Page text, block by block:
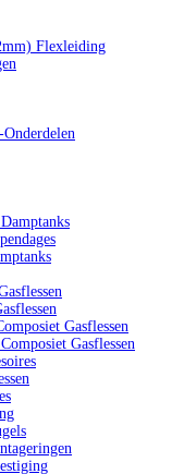
Flexleiding
Gasflessen
Gasflessen